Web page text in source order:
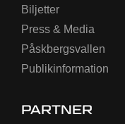
Biljetter
Press & Media
Påskbergsvallen
Publikinformation
PARTNER